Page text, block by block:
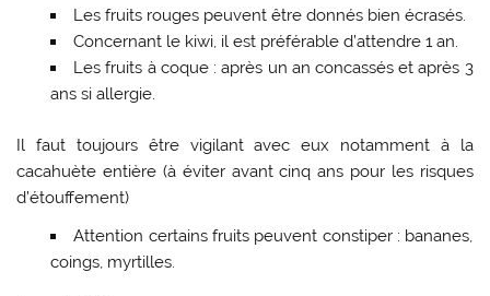
Les fruits rouges peuvent être donnés bien écrasés.
Concernant le kiwi, il est préférable d’attendre 1 an.
Les fruits à coque : après un an concassés et après 3
ans si allergie.
Il faut toujours être vigilant avec eux notamment à la
cacahuète entière (à éviter avant cinq ans pour les risques
d’étouffement)
Attention certains fruits peuvent constiper : bananes,
coings, myrtilles.